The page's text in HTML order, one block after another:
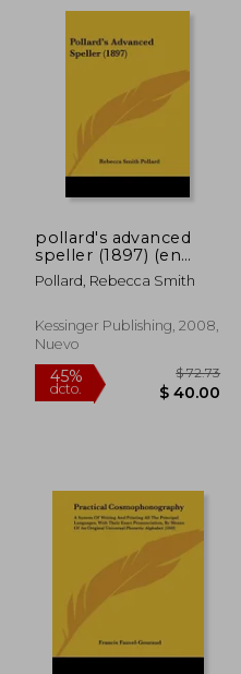
40%
dcto.
dcto.
pollard's advanced
speller (1897) (en
Inglés)
Pollard, Rebecca Smith
Kessinger Publishing, 2008,
Nuevo